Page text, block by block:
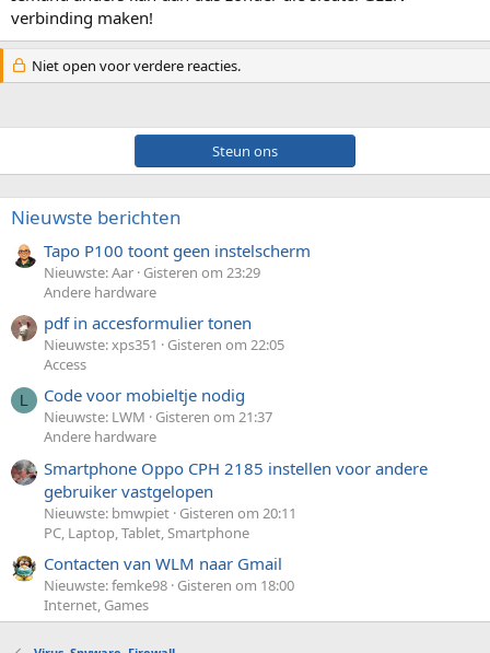
verbinding maken!
Niet open voor verdere reacties.
Steun ons
Nieuwste berichten
Tapo P100 toont geen instelscherm
Nieuwste: Aar Gisteren om 23:29
Andere hardware
pdf in accesformulier tonen
Nieuwste: xps351
Gisteren om 22:05
Access
L Code voor mobieltje nodig
Nieuwste: LWM
Gisteren om 21:37
Andere hardware
Smartphone Oppo CPH 2185 instellen voor andere
gebruiker vastgelopen
Nieuwste: bmwpiet Gisteren om 20:11
PC, Laptop, Tablet, Smartphone
Contacten van WLM naar Gmail
Nieuwste: femke98 Gisteren om 18:00
Internet, Games